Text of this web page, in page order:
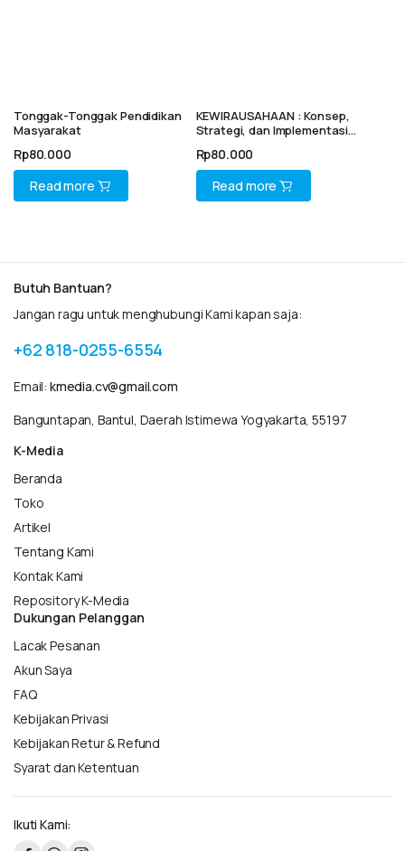
Tonggak-Tonggak Pendidikan
Masyarakat
Rp80.000
Read more
KEWIRAUSAHAAN : Konsep,
Strategi, dan Implementasi
Rp80.000
Read more
Butuh Bantuan?
Jangan ragu untuk menghubungi Kami kapan saja:
+62 818-0255-6554
Email: kmedia.cv@gmail.com
Banguntapan, Bantul, Daerah Istimewa Yogyakarta, 55197
K-Media
Beranda
Toko
Artikel
Tentang Kami
Kontak Kami
Repository K-Media
Dukungan Pelanggan
Lacak Pesanan
Akun Saya
FAQ
Kebijakan Privasi
Kebijakan Retur & Refund
Syarat dan Ketentuan
Ikuti Kami: